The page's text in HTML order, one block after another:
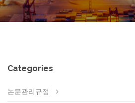
Categories
논문관리규정